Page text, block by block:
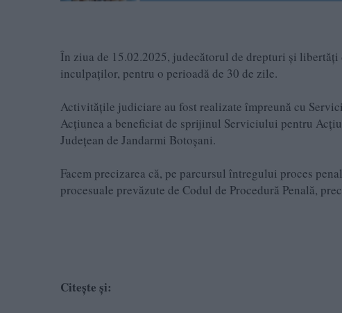
În ziua de 15.02.2025, judecătorul de drepturi şi
inculpaților, pentru o perioadă de 30 de zile.
Activitățile judiciare au fost realizate împreună cu
Acțiunea a beneficiat de sprijinul Serviciului pentru
Județean de Jandarmi Botoșani.
Facem precizarea că, pe parcursul întregului proces
procesuale prevăzute de Codul de Procedură Penală,
Citește și: